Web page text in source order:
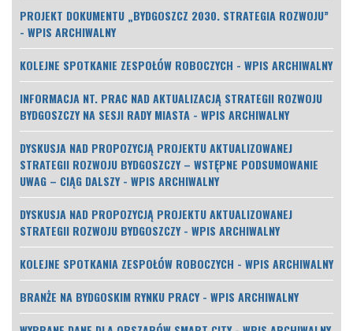
PROJEKT DOKUMENTU „BYDGOSZCZ 2030. STRATEGIA ROZWOJU”
- WPIS ARCHIWALNY
KOLEJNE SPOTKANIE ZESPOŁÓW ROBOCZYCH - WPIS ARCHIWALNY
INFORMACJA NT. PRAC NAD AKTUALIZACJĄ STRATEGII ROZWOJU
BYDGOSZCZY NA SESJI RADY MIASTA - WPIS ARCHIWALNY
DYSKUSJA NAD PROPOZYCJĄ PROJEKTU AKTUALIZOWANEJ
STRATEGII ROZWOJU BYDGOSZCZY – WSTĘPNE PODSUMOWANIE
UWAG – CIĄG DALSZY - WPIS ARCHIWALNY
DYSKUSJA NAD PROPOZYCJĄ PROJEKTU AKTUALIZOWANEJ
STRATEGII ROZWOJU BYDGOSZCZY - WPIS ARCHIWALNY
KOLEJNE SPOTKANIA ZESPOŁÓW ROBOCZYCH - WPIS ARCHIWALNY
BRANŻE NA BYDGOSKIM RYNKU PRACY - WPIS ARCHIWALNY